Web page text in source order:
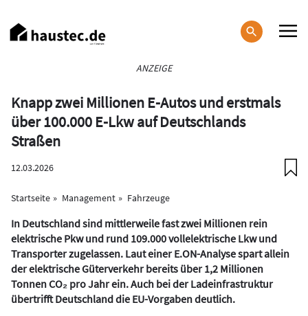
zum
Inhalt
ANZEIGE
Knapp zwei Millionen E-Autos und erstmals
über 100.000 E-Lkw auf Deutschlands
Straßen
12.03.2026
Startseite Management Fahrzeuge
In Deutschland sind mittlerweile fast zwei Millionen rein
elektrische Pkw und rund 109.000 vollelektrische Lkw und
Transporter zugelassen. Laut einer E.ON-Analyse spart allein
der elektrische Güterverkehr bereits über 1,2 Millionen
Tonnen CO₂ pro Jahr ein. Auch bei der Ladeinfrastruktur
übertrifft Deutschland die EU-Vorgaben deutlich.